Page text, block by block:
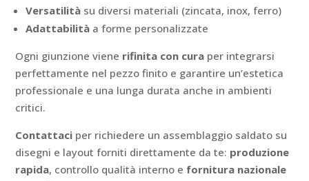
Versatilità su diversi materiali (zincata, inox, ferro)
Adattabilità a forme personalizzate
Ogni giunzione viene rifinita con cura per integrarsi
perfettamente nel pezzo finito e garantire un’estetica
professionale e una lunga durata anche in ambienti
critici.
Contattaci per richiedere un assemblaggio saldato su
disegni e layout forniti direttamente da te: produzione
rapida, controllo qualità interno e fornitura nazionale